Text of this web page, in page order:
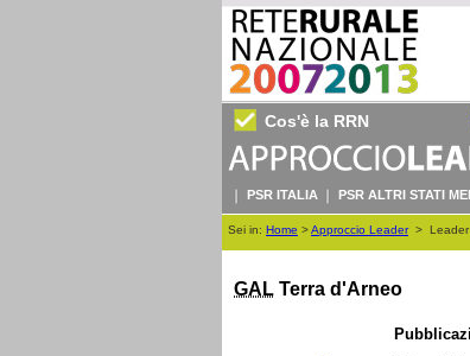
Cos'è la RRN
PSR ITALIA PSR ALTRI STATI
Sei in: Home >Approccio Leader>
GAL Terra d'Arneo